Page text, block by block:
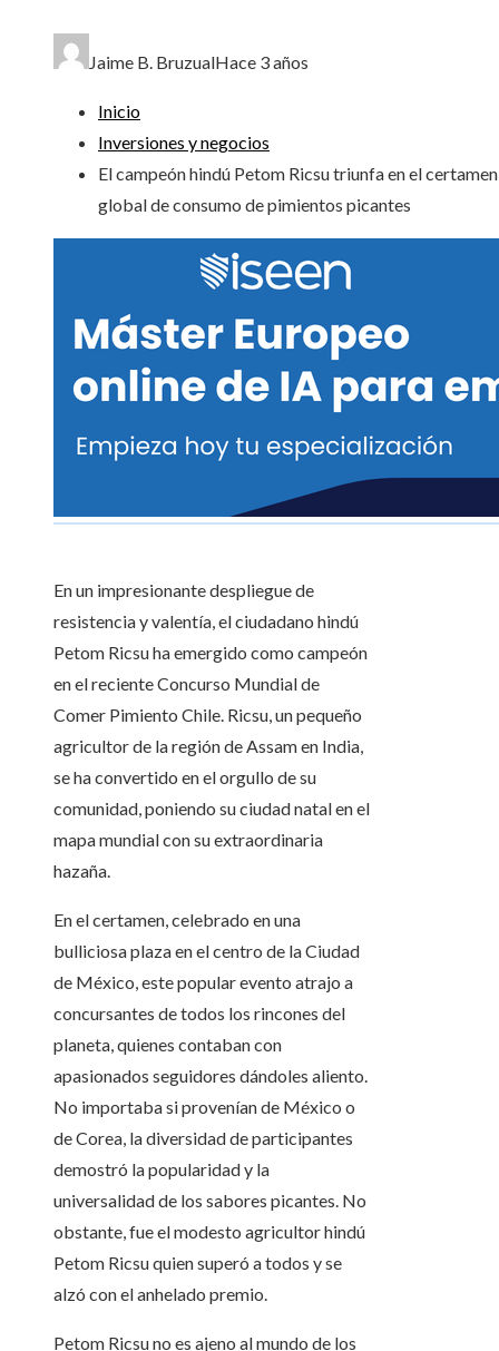
Jaime B. BruzualHace 3 años
Inicio
Inversiones y negocios
El campeón hindú Petom Ricsu triunfa en el certamen
global de consumo de pimientos picantes
En un impresionante despliegue de
resistencia y valentía, el ciudadano hindú
Petom Ricsu ha emergido como campeón
en el reciente Concurso Mundial de
Comer Pimiento Chile. Ricsu, un pequeño
agricultor de la región de Assam en India,
se ha convertido en el orgullo de su
comunidad, poniendo su ciudad natal en el
mapa mundial con su extraordinaria
hazaña.
En el certamen, celebrado en una
bulliciosa plaza en el centro de la Ciudad
de México, este popular evento atrajo a
concursantes de todos los rincones del
planeta, quienes contaban con
apasionados seguidores dándoles aliento.
No importaba si provenían de México o
de Corea, la diversidad de participantes
demostró la popularidad y la
universalidad de los sabores picantes. No
obstante, fue el modesto agricultor hindú
Petom Ricsu quien superó a todos y se
alzó con el anhelado premio.
Petom Ricsu no es ajeno al mundo de los